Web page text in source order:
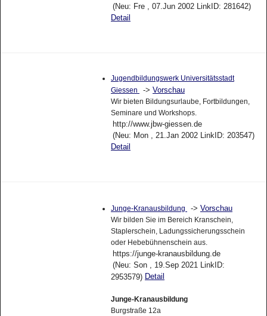
(Neu: Fre , 07.Jun 2002 LinkID: 281642)
Detail
Jugendbildungswerk Universitätsstadt
Giessen
-> Vorschau
Wir bieten Bildungsurlaube, Fortbildungen,
Seminare und Workshops.
http://www.jbw-giessen.de
(Neu: Mon , 21.Jan 2002 LinkID: 203547)
Detail
Junge-Kranausbildung -> Vorschau
Wir bilden Sie im Bereich Kranschein,
Staplerschein, Ladungssicherungsschein
oder Hebebühnenschein aus.
https://junge-kranausbildung.de
(Neu: Son , 19.Sep 2021 LinkID:
2953579) Detail
Junge-Kranausbildung
Burgstraße 12a